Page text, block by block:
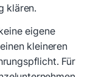
klären.
eigene
kleineren
Für